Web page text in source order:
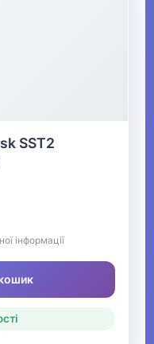
SST2
інформації